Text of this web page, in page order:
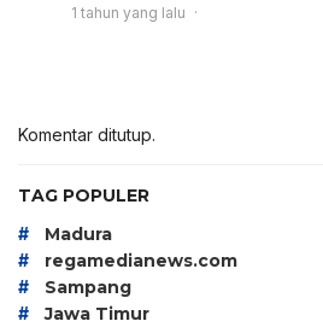
1 tahun yang lalu
Komentar ditutup.
TAG POPULER
# Madura
# regamedianews.com
# Sampang
# Jawa Timur